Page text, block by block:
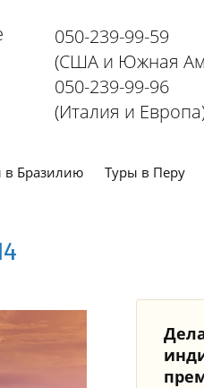
050-239-99-59
(США и Южная
050-239-99-96
(Италия и
в Бразилию Туры в Перу